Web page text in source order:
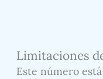
Limitaciones
Este número